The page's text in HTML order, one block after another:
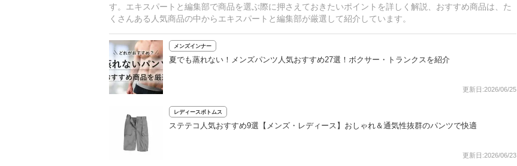
す。エキスパートと編集部で商品を選ぶ際に押さえておきたいポイントを詳しく解説、おすすめ商品は、た
くさんある人気商品の中からエキスパートと編集部が厳選して紹介しています。
メンズインナー
夏でも蒸れない！メンズパンツ人気おすすめ27選！ボクサー・トランクスを紹介
更新日:2026/06/25
レディースボトムス
ステテコ人気おすすめ9選【メンズ・レディース】おしゃれ＆通気性抜群のパンツで快適
更新日:2026/06/23